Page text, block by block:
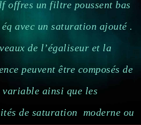
offres un filtre poussent bas
avec un saturation ajouté .
de l’égaliseur et la
peuvent être composés de
variable ainsi que les
de saturation moderne ou